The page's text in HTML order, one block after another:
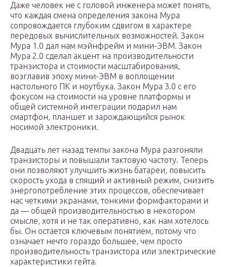
Даже человек не с головой инженера может понять,
что каждая смена определения закона Мура
сопровождается глубоким сдвигом в характере
передовых вычислительных возможностей. Закон
Мура 1.0 дал нам мэйнфрейм и мини-ЭВМ. Закон
Мура 2.0 сделал акцент на производительности
транзистора и стоимости масштабирования,
возглавив эпоху мини-ЭВМ в воплощении
настольного ПК и ноутбука. Закон Мура 3.0 с его
фокусом на стоимости на уровне платформы и
общей системной интеграции подарил нам
смартфон, планшет и зарождающийся рынок
носимой электроники.
Двадцать лет назад темпы закона Мура разгоняли
транзисторы и повышали тактовую частоту. Теперь
они позволяют улучшить жизнь батареи, повысить
скорость ухода в спящий и активный режим, снизить
энергопотребление этих процессов, обеспечивает
нас четкими экранами, тонкими формфакторами и
да — общей производительностью в некотором
смысле, хотя и не так оперативно, как нам хотелось
бы. Он остается ключевым понятием, потому что
означает нечто гораздо большее, чем просто
производительность транзистора или электрические
характеристики гейта.